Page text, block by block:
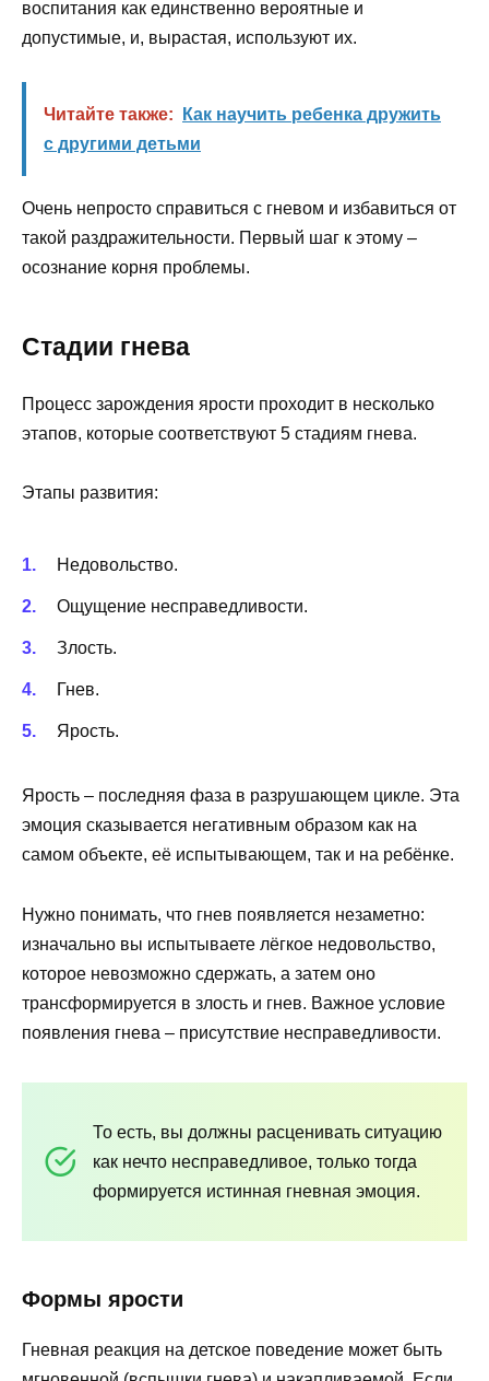
воспитания как единственно вероятные и
допустимые, и, вырастая, используют их.
Читайте также:
Как научить ребенка дружить
с другими детьми
Очень непросто справиться с гневом и избавиться от
такой раздражительности. Первый шаг к этому –
осознание корня проблемы.
Стадии гнева
Процесс зарождения ярости проходит в несколько
этапов, которые соответствуют 5 стадиям гнева.
Этапы развития:
Недовольство.
Ощущение несправедливости.
Злость.
Гнев.
Ярость.
Ярость – последняя фаза в разрушающем цикле. Эта
эмоция сказывается негативным образом как на
самом объекте, её испытывающем, так и на ребёнке.
Нужно понимать, что гнев появляется незаметно:
изначально вы испытываете лёгкое недовольство,
которое невозможно сдержать, а затем оно
трансформируется в злость и гнев. Важное условие
появления гнева – присутствие несправедливости.
То есть, вы должны расценивать ситуацию
как нечто несправедливое, только тогда
формируется истинная гневная эмоция.
Формы ярости
Гневная реакция на детское поведение может быть